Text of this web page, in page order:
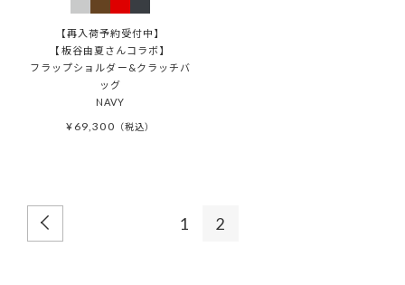
【再入荷予約受付中】
【板谷由夏さんコラボ】
フラップショルダー&クラッチバ
ッグ
NAVY
¥ 69,300 税込
1 2